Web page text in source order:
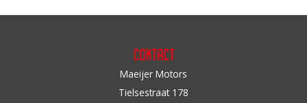
Contact
Maeijer Motors
Tielsestraat 178